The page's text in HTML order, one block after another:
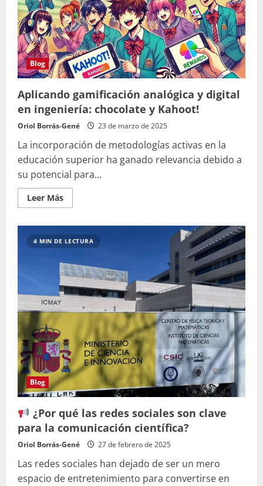
Blog
Aplicando gamificación analógica y digital
en ingeniería: chocolate y Kahoot!
Oriol Borrás-Gené 23 de marzo de 2025
La incorporación de metodologías activas en la
educación superior ha ganado relevancia debido a
su potencial para...
Leer MásLeer
más
gamificación
analógica
digital
en
ingeniería:
chocolate
y
Kahoot!
4 MIN DE LECTURA
Blog
¿Por qué las redes sociales son clave
para la comunicación científica?
Oriol Borrás-Gené 27 de febrero de 2025
Las redes sociales han dejado de ser un mero
espacio de entretenimiento para convertirse en